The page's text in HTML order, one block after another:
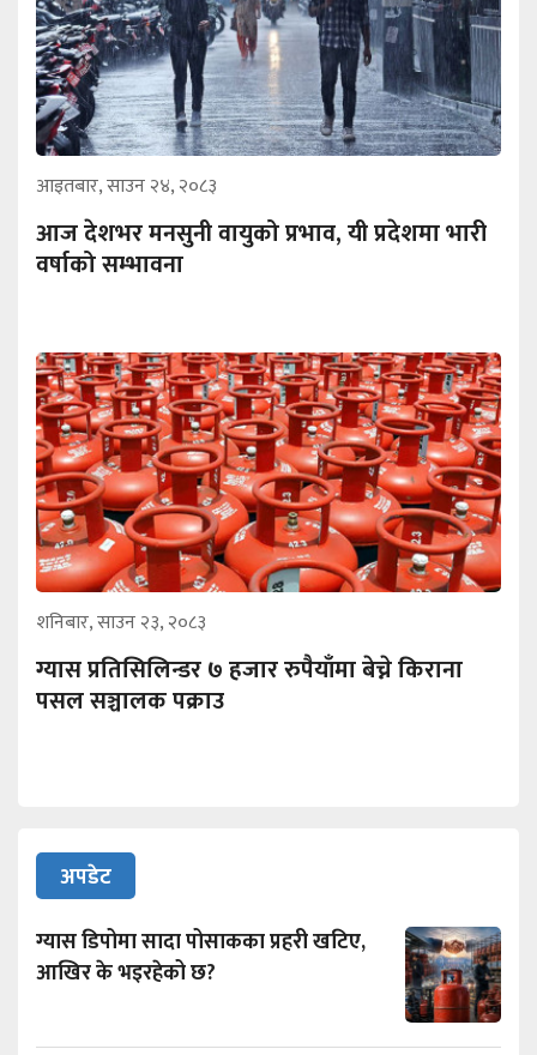
आइतबार, साउन २४, २०८३
आज देशभर मनसुनी वायुको प्रभाव, यी प्रदेशमा भारी
वर्षाको सम्भावना
शनिबार, साउन २३, २०८३
ग्यास प्रतिसिलिन्डर ७ हजार रुपैयाँमा बेच्ने किराना
पसल सञ्चालक पक्राउ
अपडेट
ग्यास डिपोमा सादा पोसाकका प्रहरी खटिए,
आखिर के भइरहेको छ?